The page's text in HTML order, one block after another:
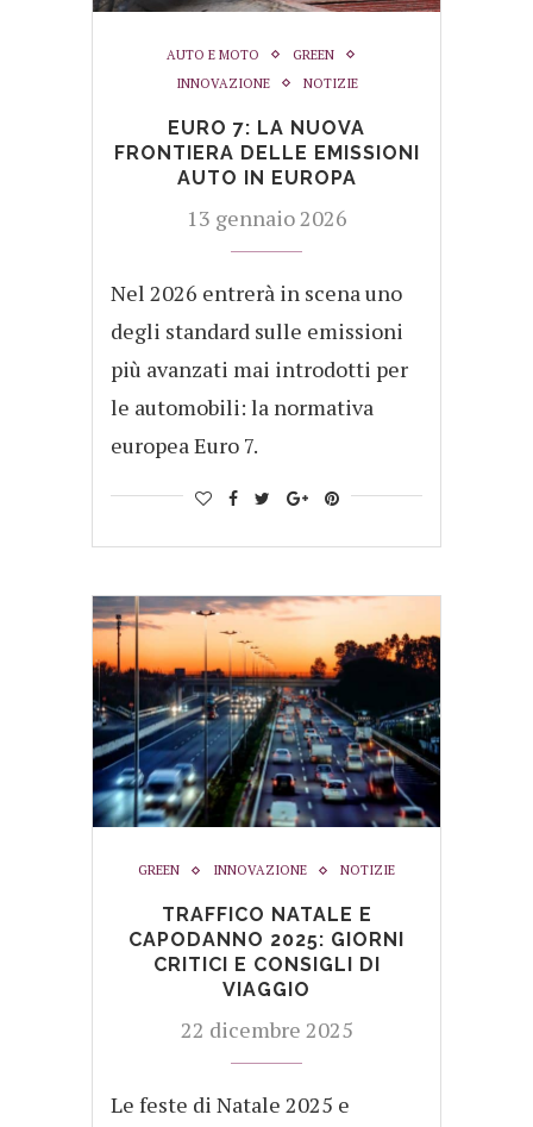
AUTO E MOTO
GREEN
INNOVAZIONE
NOTIZIE
EURO 7: LA NUOVA
FRONTIERA DELLE EMISSIONI
AUTO IN EUROPA
13 gennaio 2026
Nel 2026 entrerà in scena uno
degli standard sulle emissioni
più avanzati mai introdotti per
le automobili: la normativa
europea Euro 7.
GREEN INNOVAZIONE NOTIZIE
TRAFFICO NATALE E
CAPODANNO 2025: GIORNI
CRITICI E CONSIGLI DI
VIAGGIO
22 dicembre 2025
Le feste di Natale 2025 e